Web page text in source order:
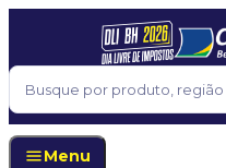
Pular para o conteúdo
Buscar
Menu